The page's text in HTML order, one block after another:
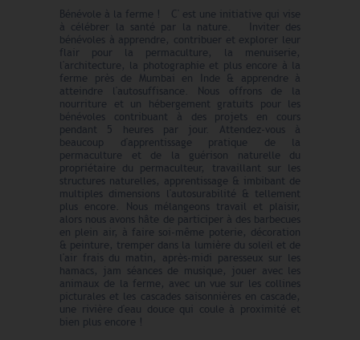
Bénévole à la ferme ! C' est une initiative qui vise
à célébrer la santé par la nature. Inviter des
bénévoles à apprendre, contribuer et explorer leur
flair pour la permaculture, la menuiserie,
l'architecture, la photographie et plus encore à la
ferme près de Mumbai en Inde & apprendre à
atteindre l'autosuffisance. Nous offrons de la
nourriture et un hébergement gratuits pour les
bénévoles contribuant à des projets en cours
pendant 5 heures par jour. Attendez-vous à
beaucoup d'apprentissage pratique de la
permaculture et de la guérison naturelle du
propriétaire du permaculteur, travaillant sur les
structures naturelles, apprentissage & imbibant de
multiples dimensions l'autosurabilité & tellement
plus encore. Nous mélangeons travail et plaisir,
alors nous avons hâte de participer à des barbecues
en plein air, à faire soi-même poterie, décoration
& peinture, tremper dans la lumière du soleil et de
l'air frais du matin, après-midi paresseux sur les
hamacs, jam séances de musique, jouer avec les
animaux de la ferme, avec un vue sur les collines
picturales et les cascades saisonnières en cascade,
une rivière d'eau douce qui coule à proximité et
bien plus encore !